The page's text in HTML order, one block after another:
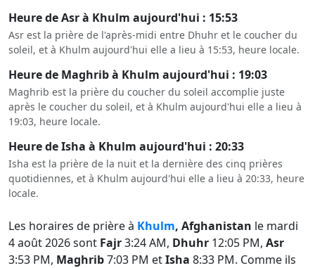
Heure de Asr à Khulm aujourd'hui : 15:53
Asr est la prière de l'après-midi entre Dhuhr et le coucher du
soleil, et à Khulm aujourd'hui elle a lieu à 15:53, heure locale.
Heure de Maghrib à Khulm aujourd'hui : 19:03
Maghrib est la prière du coucher du soleil accomplie juste
après le coucher du soleil, et à Khulm aujourd'hui elle a lieu à
19:03, heure locale.
Heure de Isha à Khulm aujourd'hui : 20:33
Isha est la prière de la nuit et la dernière des cinq prières
quotidiennes, et à Khulm aujourd'hui elle a lieu à 20:33, heure
locale.
Les horaires de prière à Khulm, Afghanistan le mardi
4 août 2026 sont Fajr3:24 AM, Dhuhr 12:05 PM, Asr
3:53 PM, Maghrib7:03 PM etIsha 8:33 PM. Comme ils